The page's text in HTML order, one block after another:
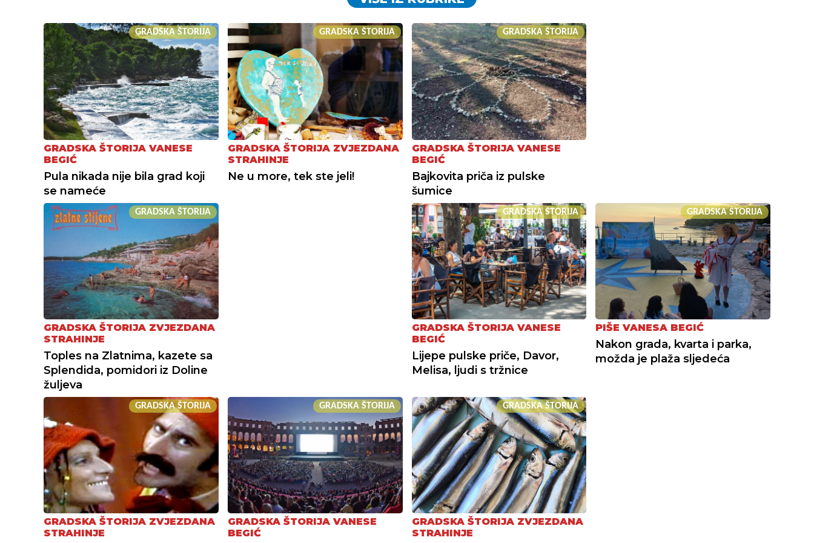
GRADSKA ŠTORIJA
GRADSKA ŠTORIJA VANESE
BEGIĆ
Pula nikada nije bila grad koji
se nameće
GRADSKA ŠTORIJA
GRADSKA ŠTORIJA ZVJEZDANA
STRAHINJE
Ne u more, tek ste jeli!
GRADSKA ŠTORIJA
GRADSKA ŠTORIJA VANESE
BEGIĆ
Bajkovita priča iz pulske
šumice
GRADSKA ŠTORIJA
GRADSKA ŠTORIJA ZVJEZDANA
STRAHINJE
Toples na Zlatnima, kazete sa
Splendida, pomidori iz Doline
žuljeva
GRADSKA ŠTORIJA
GRADSKA ŠTORIJA VANESE
BEGIĆ
Lijepe pulske priče, Davor,
Melisa, ljudi s tržnice
GRADSKA ŠTORIJA
PIŠE VANESA BEGIĆ
Nakon grada, kvarta i parka,
možda je plaža sljedeća
GRADSKA ŠTORIJA
GRADSKA ŠTORIJA ZVJEZDANA
STRAHINJE
GRADSKA ŠTORIJA
GRADSKA ŠTORIJA VANESE
BEGIĆ
GRADSKA ŠTORIJA
GRADSKA ŠTORIJA ZVJEZDANA
STRAHINJE